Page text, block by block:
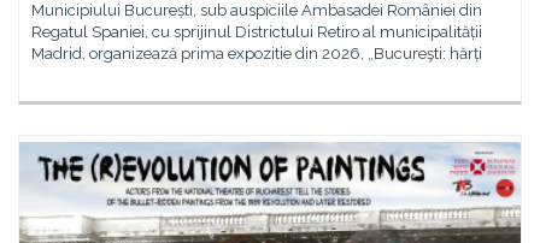
Municipiului București, sub auspiciile Ambasadei României din
Regatul Spaniei, cu sprijinul Districtului Retiro al municipalității
Madrid, organizează prima expozitie din 2026, „Bucureşti: hărți